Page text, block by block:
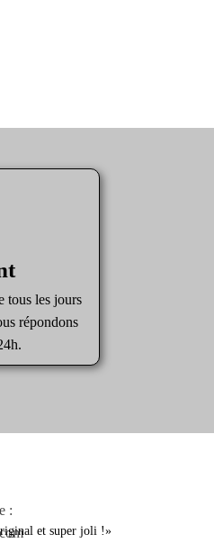
tous les jours
répondons
et super joli !»